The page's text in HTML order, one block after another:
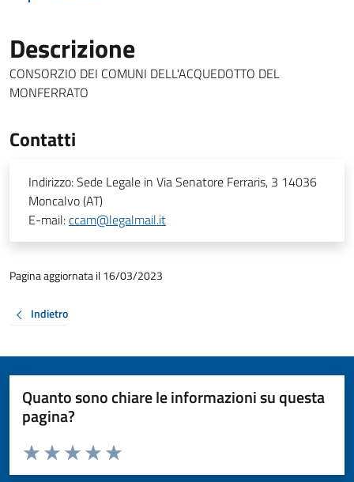
Descrizione
CONSORZIO DEI COMUNI DELL'ACQUEDOTTO DEL
MONFERRATO
Contatti
Indirizzo:Sede Legale in Via Senatore Ferraris, 3 14036
Moncalvo (AT)
E-mail:ccam@legalmail.it
Pagina aggiornata il 16/03/2023
Indietro
Quanto sono chiare le informazioni su questa
pagina?
Valuta da 1 a 5 stelle la pagina
Valuta 5 stelle su 5
Valuta 4 stelle su 5
Valuta 3 stelle su 5
Valuta 2 stelle su 5
Valuta 1 stelle su 5